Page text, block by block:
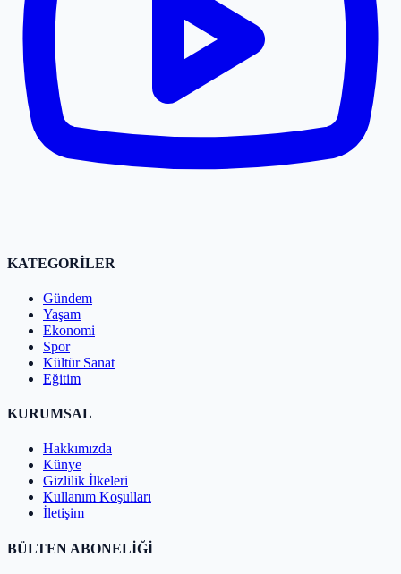
KATEGORİLER
Gündem
Yaşam
Ekonomi
Spor
Kültür Sanat
Eğitim
KURUMSAL
Hakkımızda
Künye
Gizlilik İlkeleri
Kullanım Koşulları
İletişim
BÜLTEN ABONELİĞİ